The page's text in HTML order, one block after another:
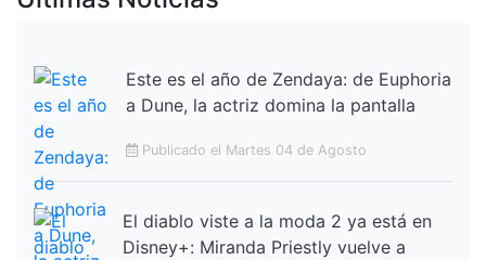
Este es el año de Zendaya: de Euphoria
a Dune, la actriz domina la pantalla
Publicado el Martes 04 de Agosto
El diablo viste a la moda 2 ya está en
Disney+: Miranda Priestly vuelve a